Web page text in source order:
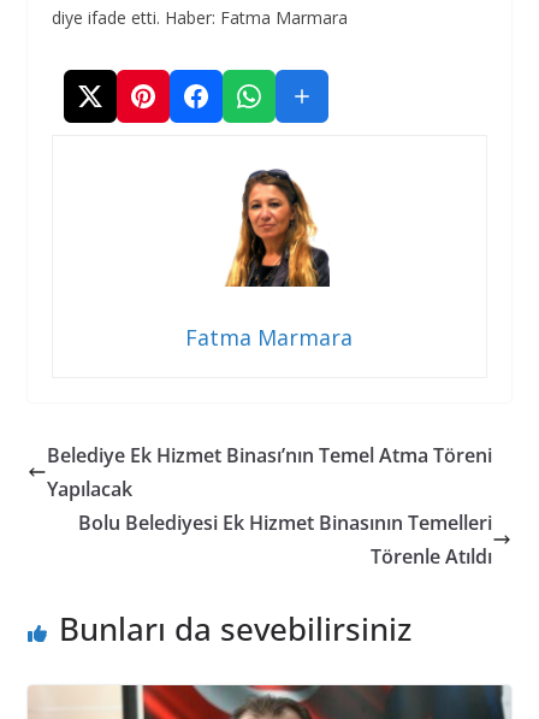
diye ifade etti. Haber: Fatma Marmara
Fatma Marmara
Belediye Ek Hizmet Binası’nın Temel Atma Töreni
Yapılacak
Bolu Belediyesi Ek Hizmet Binasının Temelleri
Törenle Atıldı
Bunları da sevebilirsiniz